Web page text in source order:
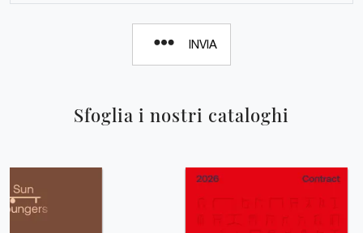
Sfoglia i nostri cataloghi
INVIA